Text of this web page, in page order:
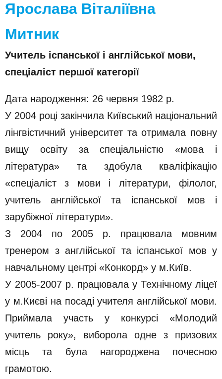
Ярослава Віталіївна
Митник
Учитель іспанської і англійської мови,
спеціаліст першої категорії
Дата народження: 26 червня 1982 р.
У 2004 році закінчила Київський національний
лінгвістичний університет та отримала повну
вищу освіту за спеціальністю «мова і
література» та здобула кваліфікацію
«спеціаліст з мови і літератури, філолог,
учитель англійської та іспанської мов і
зарубіжної літератури».
З 2004 по 2005 р. працювала мовним
тренером з англійської та іспанської мов у
навчальному центрі «Конкорд» у м.Київ.
У 2005-2007 р. працювала у Технічному ліцеї
у м.Києві на посаді учителя англійської мови.
Приймала участь у конкурсі «Молодий
учитель року», виборола одне з призових
місць та була нагороджена почесною
грамотою.